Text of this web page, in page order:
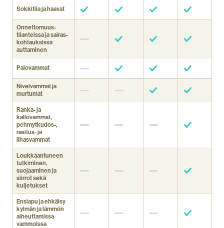
Sokkitila ja haavat
Onnettomuus­
tilanteissa ja sairas­
kohtauksissa
auttaminen
Palovammat
Nivelvammat ja
murtumat
Ranka- ja
kallovammat,
pehmytkudos-,
rasitus- ja
lihasvammat
Loukkaantuneen
tutkiminen,
suojaaminen ja
siirrot sekä
kuljetukset
Ensiapu ja ehkäisy
kylmän ja lämmön
aiheuttamissa
vammoissa